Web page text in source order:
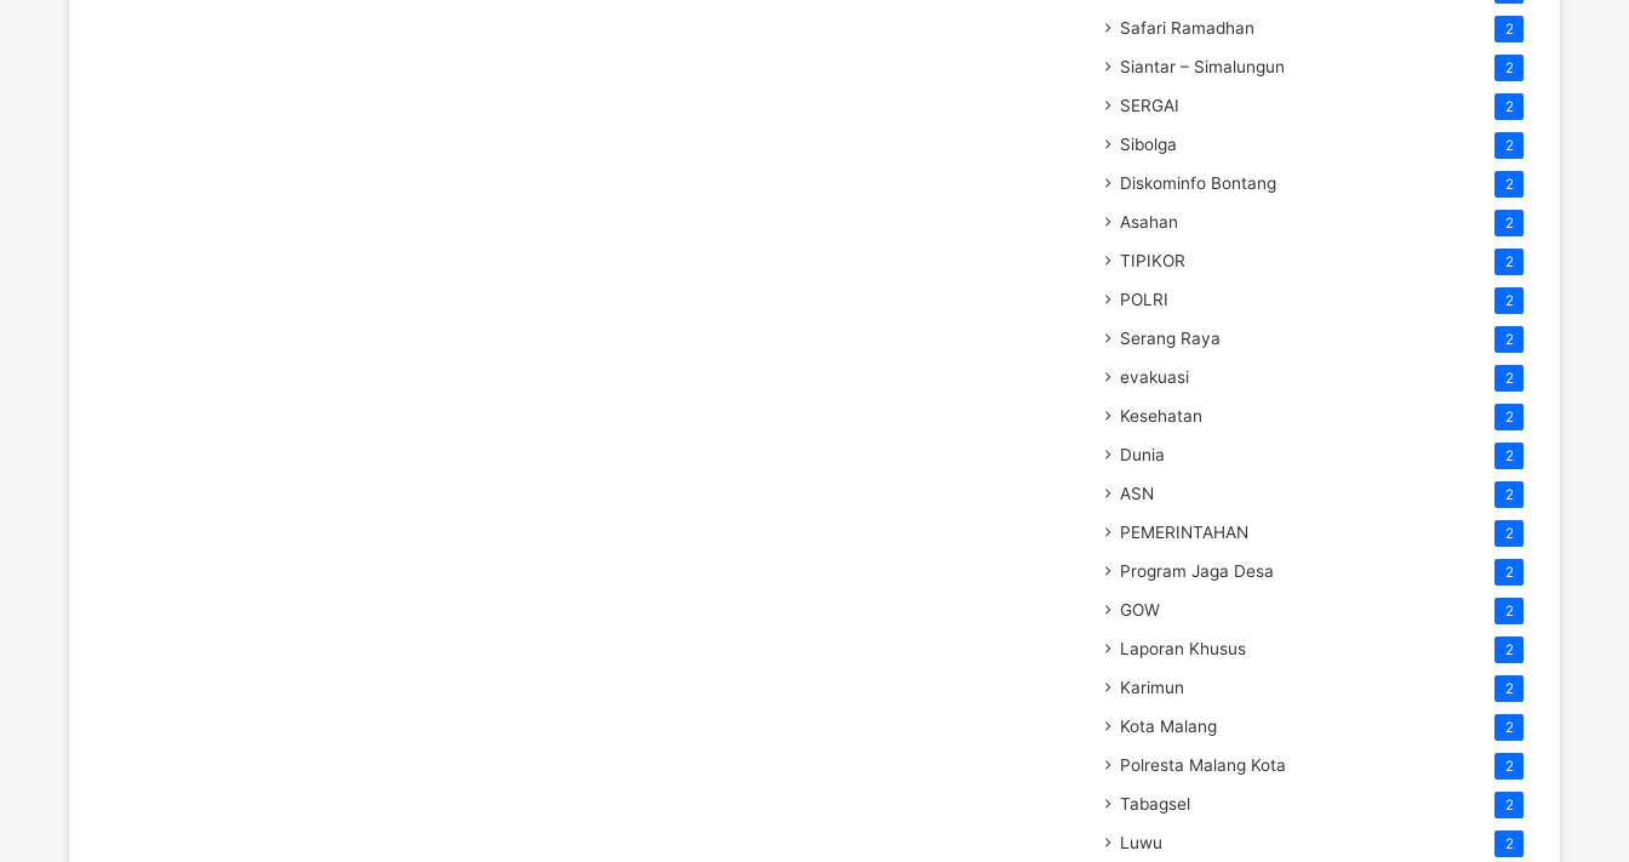
Safari Ramadhan 2
Siantar – Simalungun 2
SERGAI 2
Sibolga 2
Diskominfo Bontang 2
Asahan 2
TIPIKOR 2
POLRI 2
Serang Raya 2
evakuasi 2
Kesehatan 2
Dunia 2
ASN 2
PEMERINTAHAN 2
Program Jaga Desa 2
GOW 2
Laporan Khusus 2
Karimun 2
Kota Malang 2
Polresta Malang Kota 2
Tabagsel 2
Luwu 2